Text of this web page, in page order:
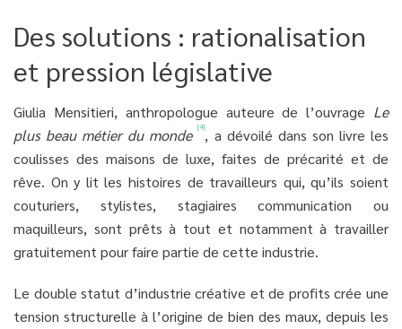
Des solutions : rationalisation
et pression législative
Giulia Mensitieri, anthropologue auteure de l’ouvrage Le
plus beau métier du monde
[4], a dévoilé dans son livre les
coulisses des maisons de luxe, faites de précarité et de
rêve. On y lit les histoires de travailleurs qui, qu’ils soient
couturiers, stylistes, stagiaires communication ou
maquilleurs, sont prêts à tout et notamment à travailler
gratuitement pour faire partie de cette industrie.
Le double statut d’industrie créative et de profits crée une
tension structurelle à l’origine de bien des maux, depuis les